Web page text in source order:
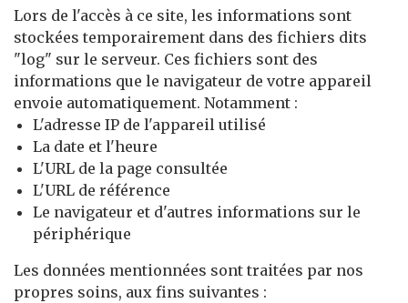
Lors de l'accès à ce site, les informations sont
stockées temporairement dans des fichiers dits
"log" sur le serveur. Ces fichiers sont des
informations que le navigateur de votre appareil
envoie automatiquement. Notamment :
L'adresse IP de l'appareil utilisé
La date et l'heure
L'URL de la page consultée
L'URL de référence
Le navigateur et d'autres informations sur le
périphérique
Les données mentionnées sont traitées par nos
propres soins, aux fins suivantes :